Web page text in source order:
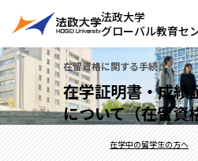
法政大学
グローバル教育セ
在留資格に関する手続き
在学証明書・成績
について（在留
在学中の留学生の方へ